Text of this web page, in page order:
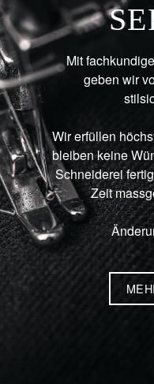
Mit
geben wir
Wir erfüllen
bleiben keine
Schneiderei
Zeit